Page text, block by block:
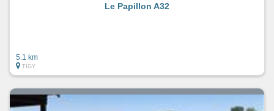
Le Papillon A32
5.1 km
TIGY